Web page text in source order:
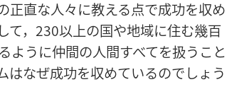
正直な人々に教える点で成功を収め
て，230以上の国や地域に住む幾百
ように仲間の人間すべてを扱うこと
はなぜ成功を収めているのでしょう